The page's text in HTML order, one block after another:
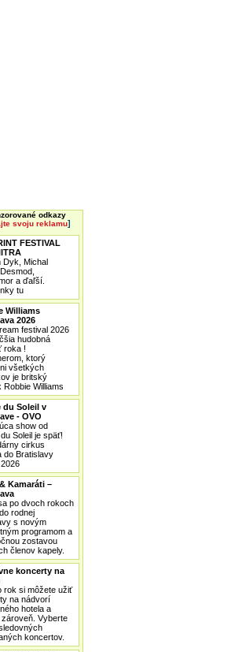
odkazy
svoju reklamu]
FESTIVAL
Dyk, Michal
a ďaľší.
tu
Williams
2026
festival 2026
hudobná
roka !
ktorý
všetkých
je britský
Robbie Williams
du Soleil v
- OVO
show od
Soleil je späť!
cirkus
do Bratislavy
Kamaráti –
po dvoch rokoch
rodnej
s novým
programom a
zostavou
členov kapely.
koncerty na
rok si môžete užiť
na nádvorí
hotela a
Vyberte
koncertov.